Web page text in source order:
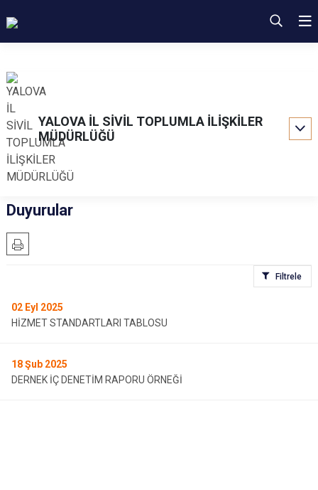
YALOVA İL SİVİL TOPLUMLA İLİŞKİLER
MÜDÜRLÜĞÜ
Duyurular
Filtrele
02 Eyl 2025
HİZMET STANDARTLARI TABLOSU
18Şub 2025
DERNEK İÇ DENETİM RAPORU ÖRNEĞİ